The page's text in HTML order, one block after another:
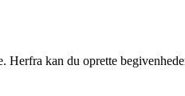
kan du oprette